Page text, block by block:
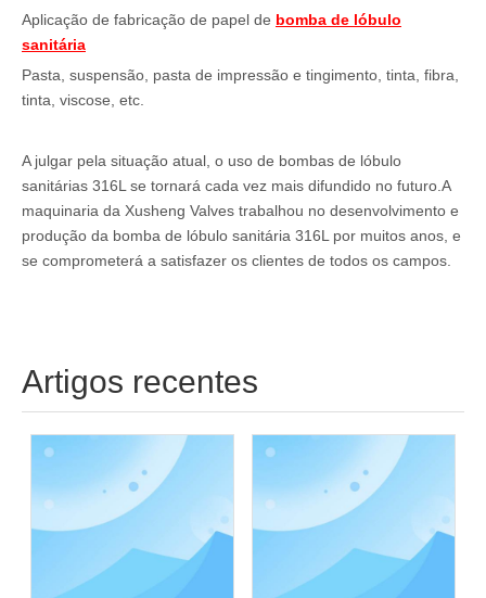
Aplicação de fabricação de papel de bomba de lóbulo
sanitária
Pasta, suspensão, pasta de impressão e tingimento, tinta, fibra,
tinta, viscose, etc.
A julgar pela situação atual, o uso de bombas de lóbulo
sanitárias 316L se tornará cada vez mais difundido no futuro.A
maquinaria da Xusheng Valves trabalhou no desenvolvimento e
produção da bomba de lóbulo sanitária 316L por muitos anos, e
se comprometerá a satisfazer os clientes de todos os campos.
Artigos recentes